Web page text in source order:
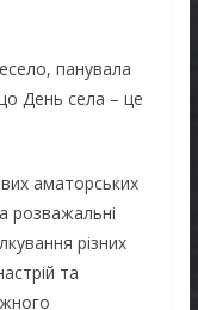
панувала
День села – це
аматорських
розважальні
різних
та